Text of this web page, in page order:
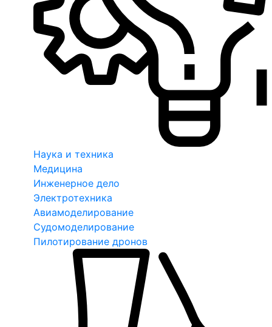
Наука и техника
Медицина
Инженерное дело
Электротехника
Авиамоделирование
Судомоделирование
Пилотирование дронов